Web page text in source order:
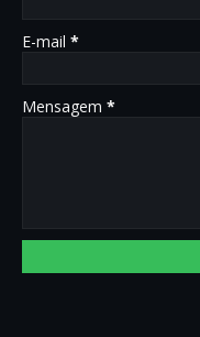
E-mail *
Mensagem *